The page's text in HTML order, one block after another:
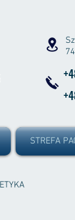
STREFA